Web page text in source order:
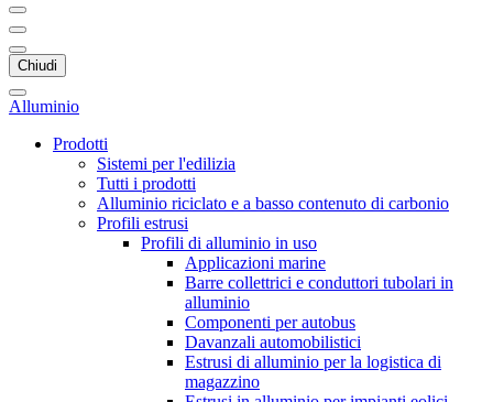
Chiudi
Alluminio
Prodotti
Sistemi per l'edilizia
Tutti i prodotti
Alluminio riciclato e a basso contenuto di carbonio
Profili estrusi
Profili di alluminio in uso
Applicazioni marine
Barre collettrici e conduttori tubolari in
alluminio
Componenti per autobus
Davanzali automobilistici
Estrusi di alluminio per la logistica di
magazzino